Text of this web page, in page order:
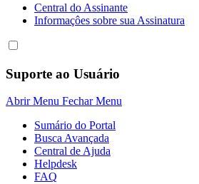
Central do Assinante
Informaçôes sobre sua Assinatura
Suporte ao Usuário
Abrir Menu Fechar Menu
Sumário do Portal
Busca Avançada
Central de Ajuda
Helpdesk
FAQ